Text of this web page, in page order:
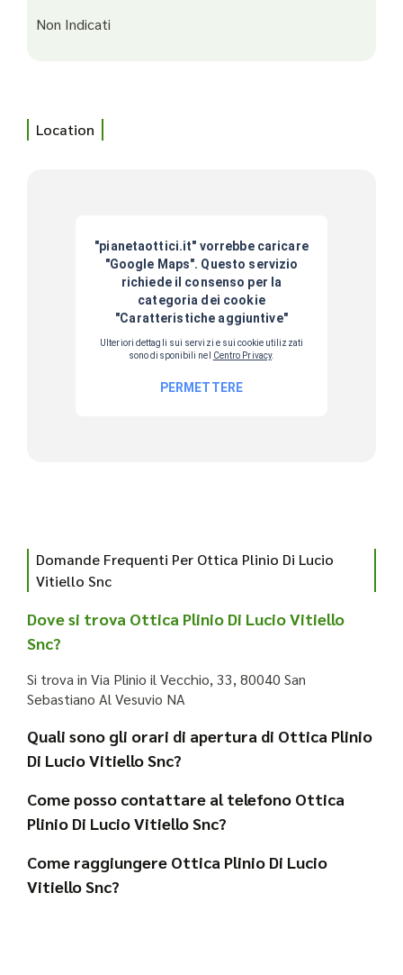
Non Indicati
Location
Domande Frequenti Per Ottica Plinio Di Lucio
Vitiello Snc
Dove si trova Ottica Plinio Di Lucio Vitiello
Snc?
Si trova in Via Plinio il Vecchio, 33, 80040 San
Sebastiano Al Vesuvio NA
Quali sono gli orari di apertura di Ottica Plinio
Di Lucio Vitiello Snc?
Come posso contattare al telefono Ottica
Plinio Di Lucio Vitiello Snc?
Come raggiungere Ottica Plinio Di Lucio
Vitiello Snc?